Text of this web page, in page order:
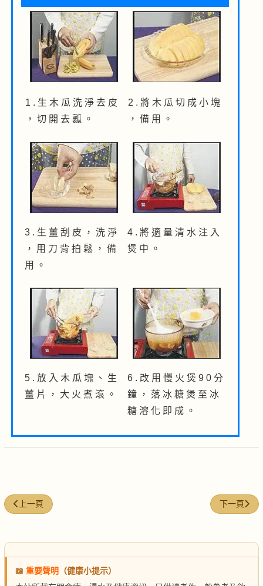
1 . 生 木 瓜 洗 淨 去 皮
， 切 開 去 瓤 。
2 . 將 木 瓜 切 成 小 塊
， 備 用 。
3 . 生 薑 刮 皮 ， 洗 淨
， 用 刀 背 拍 鬆 ， 備
用 。
4 . 將 適 量 清 水 注 入
煲 中 。
5 . 放 入 木 瓜 塊 、 生
薑 片 ， 大 火 煮 滾 。
6 . 改 用 慢 火 煲 9 0 分
鐘 ， 落 冰 糖 煲 至 冰
糖 溶 化 即 成 。
上一篇文章: 銀杏甘草燉蜜糖
上一頁 下一篇文章
下一頁
📖 重要聲明
（健康小提示）